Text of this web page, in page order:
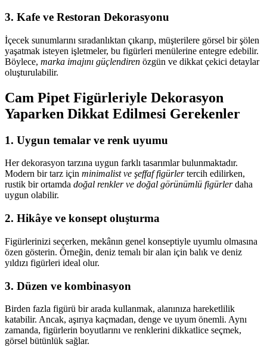
3. Kafe ve Restoran Dekorasyonu
İçecek sunumlarını sıradanlıktan çıkarıp, müşterilere görsel bir şölen
yaşatmak isteyen işletmeler, bu figürleri menülerine entegre edebilir.
Böylece, marka imajını güçlendiren özgün ve dikkat çekici detaylar
oluşturulabilir.
Cam Pipet Figürleriyle Dekorasyon
Yaparken Dikkat Edilmesi Gerekenler
1. Uygun temalar ve renk uyumu
Her dekorasyon tarzına uygun farklı tasarımlar bulunmaktadır.
Modern bir tarz için minimalist ve şeffaf figürlertercih edilirken,
rustik bir ortamda doğal renkler ve doğal görünümlü figürlerdaha
uygun olabilir.
2. Hikâye ve konsept oluşturma
Figürlerinizi seçerken, mekânın genel konseptiyle uyumlu olmasına
özen gösterin. Örneğin, deniz temalı bir alan için balık ve deniz
yıldızı figürleri ideal olur.
3. Düzen ve kombinasyon
Birden fazla figürü bir arada kullanmak, alanınıza hareketlilik
katabilir. Ancak, aşırıya kaçmadan, denge ve uyum önemli. Aynı
zamanda, figürlerin boyutlarını ve renklerini dikkatlice seçmek,
görsel bütünlük sağlar.